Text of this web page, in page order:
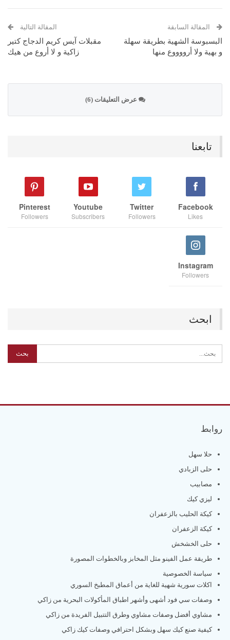
المقالة السابقة
البسبوسة الشهية بطريقة سهلة
و بهية ولا أرووووع منها
المقالة التالية
مقبلات آيس كريم الدجاج كتير
زاكية و لا أروع من هيك
عرض التعليقات (6)
تابعنا
Facebook
Likes
Twitter
Followers
Youtube
Subscribers
Pinterest
Followers
Instagram
Followers
ابحث
روابط
حلا سهل
حلى الزبادي
مصابيب
ليزي كيك
كيكة الحليب بالزعفران
كيكة الزعفران
حلى الخشخش
طريقة عمل الفينو مثل المخابز وبالخطوات المصورة
سياسة الخصوصية
اكلات سورية شهية للغاية من أعماق المطبخ السوري
وصفات سي فود أشهى وأشهر اطباق المأكولات البحرية من زاكي
مشاوي أفضل وصفات مشاوي وطرق التتبيل الفريدة من زاكي
كيفية صنع كيك سهل وبشكل احترافي وصفات كيك زاكي